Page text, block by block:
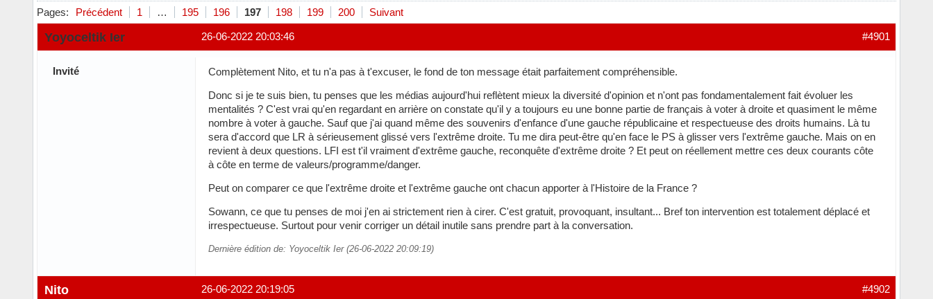
Pages: Précédent 1 … 195 196 197 198 199 200 Suivant
#4901
26-06-2022 20:03:46
Yoyoceltik Ier
Invité
Complètement Nito, et tu n'a pas à t'excuser, le fond de ton message était parfaitement compréhensible.
Donc si je te suis bien, tu penses que les médias aujourd'hui reflètent mieux la diversité d'opinion et n'ont pas fondamentalement fait évoluer les
mentalités ? C'est vrai qu'en regardant en arrière on constate qu'il y a toujours eu une bonne partie de français à voter à droite et quasiment le même
nombre à voter à gauche. Sauf que j'ai quand même des souvenirs d'enfance d'une gauche républicaine et respectueuse des droits humains. Là tu
sera d'accord que LR à sérieusement glissé vers l'extrême droite. Tu me dira peut-être qu'en face le PS à glisser vers l'extrême gauche. Mais on en
revient à deux questions. LFI est t'il vraiment d'extrême gauche, reconquête d'extrême droite ? Et peut on réellement mettre ces deux courants côte
à côte en terme de valeurs/programme/danger.
Peut on comparer ce que l'extrême droite et l'extrême gauche ont chacun apporter à l'Histoire de la France ?
Sowann, ce que tu penses de moi j'en ai strictement rien à cirer. C'est gratuit, provoquant, insultant... Bref ton intervention est totalement déplacé et
irrespectueuse. Surtout pour venir corriger un détail inutile sans prendre part à la conversation.
Dernière édition de: Yoyoceltik Ier (26-06-2022 20:09:19)
#4902
26-06-2022 20:19:05
Nito